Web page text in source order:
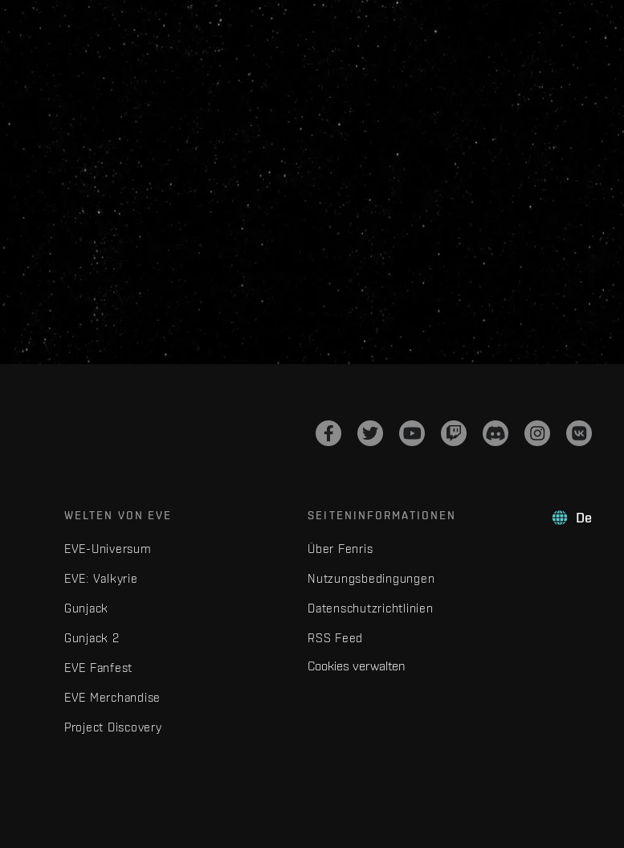
De
WELTEN VON EVE
EVE-Universum
EVE: Valkyrie
Gunjack
Gunjack 2
EVE Fanfest
EVE Merchandise
Project Discovery
SEITENINFORMATIONEN
Über Fenris
Nutzungsbedingungen
Datenschutzrichtlinien
RSS Feed
Cookies verwalten